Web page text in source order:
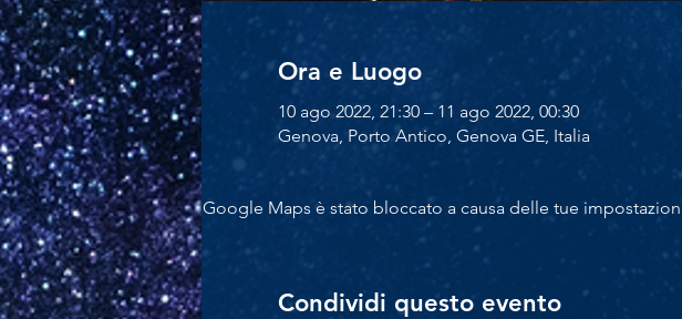
Ora e Luogo
10 ago 2022, 21:30 – 11 ago 2022, 00:30
Genova, Porto Antico, Genova GE, Italia
Google Maps è stato bloccato a causa delle tue
Condividi questo evento